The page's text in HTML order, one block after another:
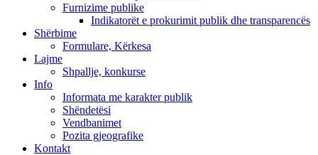
Furnizime publike
Indikatorët e prokurimit publik dhe transparencës
Shërbime
Formulare, Kërkesa
Lajme
Shpallje, konkurse
Info
Informata me karakter publik
Shëndetësi
Vendbanimet
Pozita gjeografike
Kontakt